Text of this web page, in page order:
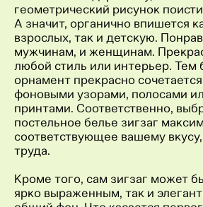
геометрический рисунок
А значит, органично впишется
взрослых, так и детскую.
мужчинам, и женщинам.
любой стиль или интерьер. Тем
орнамент прекрасно
фоновыми узорами, полосами
принтами. Соответственно,
постельное белье зигзаг
соответствующее вашему
труда.
Кроме того, сам зигзаг может
ярко выраженным, так и